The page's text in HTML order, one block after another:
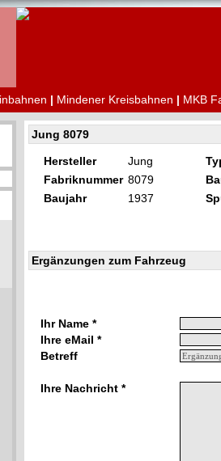
| Mindener Kreisbahnen | MKB
Jung 8079
Hersteller Jung
Fabriknummer 8079
Baujahr
1937
Ergänzungen zum Fahrzeug
Ihr Name *
Ihre eMail *
Betreff
Ihre Nachricht *